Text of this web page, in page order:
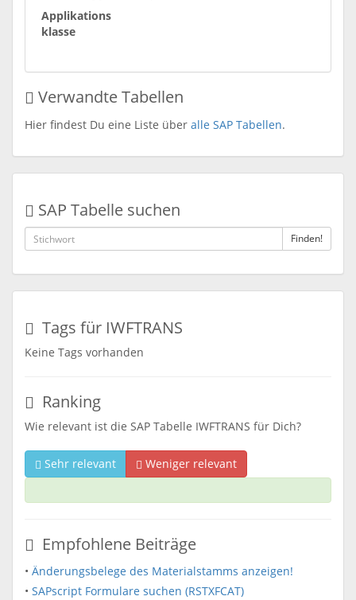
Applikations
klasse
Verwandte Tabellen
Hier findest Du eine Liste über alle SAP Tabellen.
SAP Tabelle suchen
Finden!
Tags für IWFTRANS
Keine Tags vorhanden
Ranking
Wie relevant ist die SAP Tabelle IWFTRANS für Dich?
Sehr relevant Weniger relevant
Empfohlene Beiträge
• Änderungsbelege des Materialstamms anzeigen!
• SAPscript Formulare suchen (RSTXFCAT)